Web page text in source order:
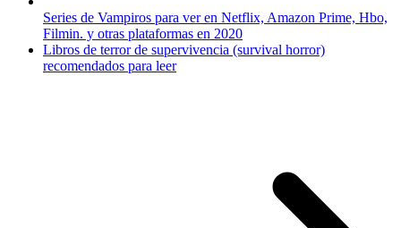
Series de Vampiros para ver en Netflix, Amazon Prime, Hbo,
Filmin. y otras plataformas en 2020
Libros de terror de supervivencia (survival horror)
recomendados para leer